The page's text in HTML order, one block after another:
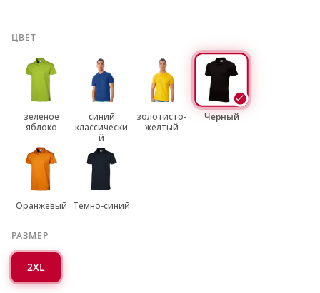
ЦВЕТ
зеленое
яблоко
синий
классически
й
золотисто-
желтый
Черный
Оранжевый Темно-синий
РАЗМЕР
2XL